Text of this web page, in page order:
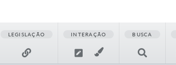
LEGISLAÇÃO INTERAÇÃO BUSCA